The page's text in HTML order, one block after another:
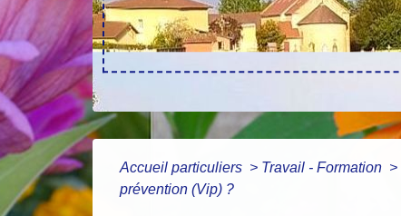
Accueil particuliers > Travail - Formation >
prévention (Vip) ?